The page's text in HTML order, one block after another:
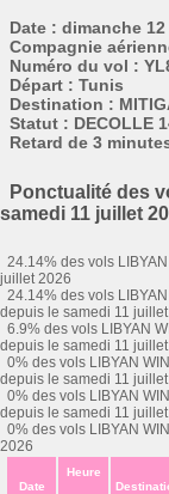
Date : dimanche
Compagnie
Numéro du vol :
Départ : Tunis
Destination :
Statut : DECOLLE
Retard de 3
Ponctualité des
samedi 11 juillet
24.14% des vols
juillet 2026
24.14% des vols
depuis le samedi 11
6.9% des vols LIBYAN
depuis le samedi 11
0% des vols LIBYAN
depuis le samedi 11
0% des vols LIBYAN
depuis le samedi 11
0% des vols LIBYAN
2026
Date
Heure